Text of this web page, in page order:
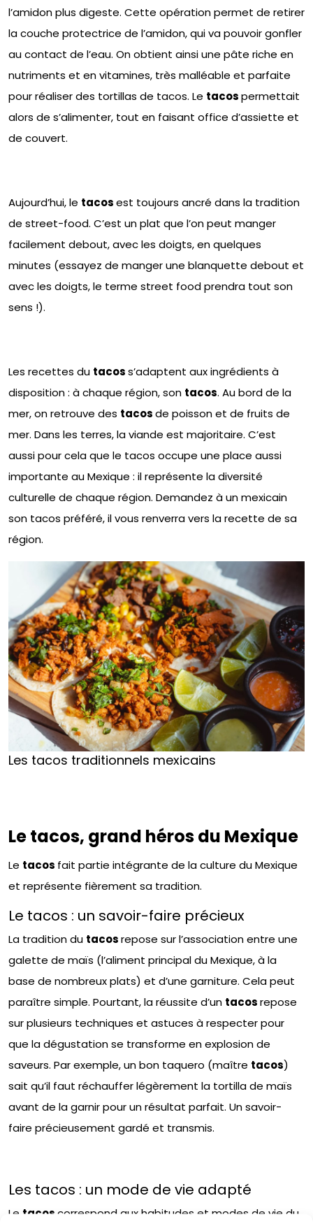
l’amidon plus digeste. Cette opération permet de retirer
la couche protectrice de l’amidon, qui va pouvoir gonfler
au contact de l’eau. On obtient ainsi une pâte riche en
nutriments et en vitamines, très malléable et parfaite
pour réaliser des tortillas de tacos. Le tacospermettait
alors de s’alimenter, tout en faisant office d’assiette et
de couvert.
Aujourd’hui, le tacosest toujours ancré dans la tradition
de street-food. C’est un plat que l’on peut manger
facilement debout, avec les doigts, en quelques
minutes (essayez de manger une blanquette debout et
avec les doigts, le terme street food prendra tout son
sens !).
Les recettes du tacoss’adaptent aux ingrédients à
disposition : à chaque région, son tacos. Au bord de la
mer, on retrouve des tacosde poisson et de fruits de
mer. Dans les terres, la viande est majoritaire. C’est
aussi pour cela que le tacos occupe une place aussi
importante au Mexique : il représente la diversité
culturelle de chaque région. Demandez à un mexicain
son tacos préféré, il vous renverra vers la recette de sa
région.
Les tacos traditionnels mexicains
Le tacos, grand héros du Mexique
Le tacos fait partie intégrante de la culture du Mexique
et représente fièrement sa tradition.
Le tacos : un savoir-faire précieux
La tradition du tacosrepose sur l’association entre une
galette de maïs (l’aliment principal du Mexique, à la
base de nombreux plats) et d’une garniture. Cela peut
paraître simple. Pourtant, la réussite d’un tacosrepose
sur plusieurs techniques et astuces à respecter pour
que la dégustation se transforme en explosion de
saveurs. Par exemple, un bon taquero (maître tacos)
sait qu’il faut réchauffer légèrement la tortilla de maïs
avant de la garnir pour un résultat parfait. Un savoir-
faire précieusement gardé et transmis.
Les tacos : un mode de vie adapté
Le tacoscorrespond aux habitudes et modes de vie du